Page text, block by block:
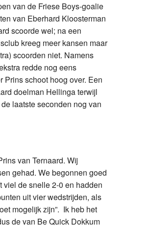
van de Friese Boys-goalie
van Eberhard Kloosterman
scoorde wel; na een
kreeg meer kansen maar
scoorden niet. Namens
redde nog eens
Prins schoot hoog over. Een
doelman Hellinga terwijl
laatste seconden nog van
van Ternaard. Wij
gehad. We begonnen goed
viel de snelle 2-0 en hadden
uit vier wedstrijden, als
mogelijk zijn”. Ik heb het
de van Be Quick Dokkum